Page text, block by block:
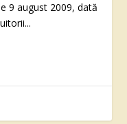
9 august 2009, dată